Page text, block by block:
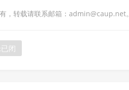
，转载请联系邮箱：admin@caup.net。
闭